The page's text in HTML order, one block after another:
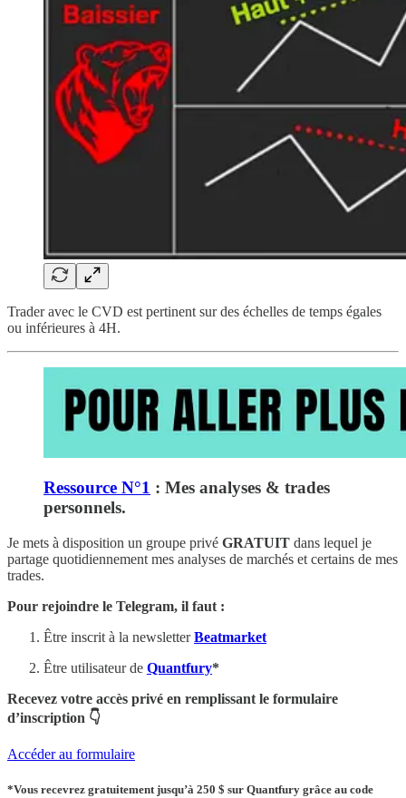
Trader avec le CVD est pertinent sur des échelles de temps égales
ou inférieures à 4H.
Ressource N°1 : Mes analyses & trades
personnels.
Je mets à disposition un groupe privé GRATUIT dans lequel je
partage quotidiennement mes analyses de marchés et certains de mes
trades.
Pour rejoindre le Telegram, il faut :
Être inscrit à la newsletterBeatmarket
Être utilisateur de Quantfury*
Recevez votre accès privé en remplissant le formulaire
d’inscription 👇
Accéder au formulaire
*Vous recevrez gratuitement jusqu’à 250 $ sur Quantfury grâce au code